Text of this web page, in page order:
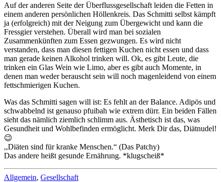
Auf der anderen Seite der Überflussgesellschaft leiden die Fetten in
einem anderen persönlichen Höllenkreis. Das Schmitti selbst kämpft
ja (erfolgreich) mit der Neigung zum Übergewicht und kann die
Fressgier verstehen. Überall wird man bei sozialen
Zusammenkünften zum Essen gezwungen. Es wird nicht
verstanden, dass man diesen fettigen Kuchen nicht essen und dass
man gerade keinen Alkohol trinken will. Ok, es gibt Leute, die
trinken ein Glas Wein wie Limo, aber es gibt auch Momente, in
denen man weder berauscht sein will noch magenleidend von einem
fettschmierigen Kuchen.
Was das Schmitti sagen will ist: Es fehlt an der Balance. Adipös und
schwabbelnd ist genauso pfuibah wie extrem dürr. Ein beiden Fällen
sieht das nämlich ziemlich schlimm aus. Ästhetisch ist das, was
Gesundheit und Wohlbefinden ermöglicht. Merk Dir das, Diätnudel!
😉
,,Diäten sind für kranke Menschen.“ (Das Patchy)
Das andere heißt gesunde Ernährung. *klugscheiß*
Allgemein, Gesellschaft